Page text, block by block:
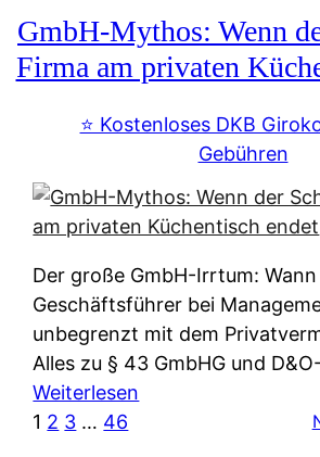
W
e
r
s
i
c
h
e
t
e
u
d
n
w
l
c
h
e
n
t
e
u
e
r
k
l
ä
u
GmbH-Mythos: Wenn
Firma am privaten
⭐️ Kostenloses DKB
Gebühren
Der große GmbH-Irrtum: Wann
Geschäftsführer bei
unbegrenzt mit dem
Alles zu § 43 GmbHG und
Weiterlesen
1 2 3 … 46